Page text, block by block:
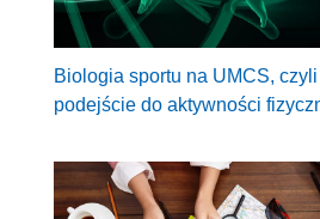
Biologia sportu na UMCS,
podejście do aktywności